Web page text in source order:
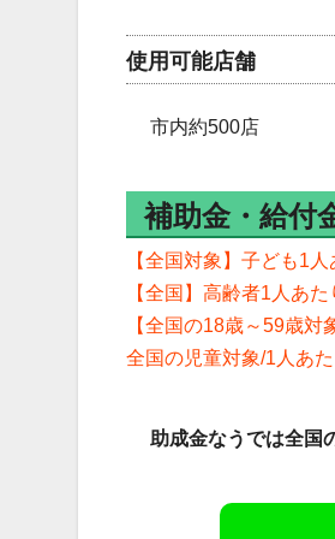
使用可能店舗
市内約500店
補助金・給付
【全国対象】子ども1
【全国】高齢者1人あ
【全国の18歳～59歳対
全国の児童対象/1人あ
助成金なうでは全国